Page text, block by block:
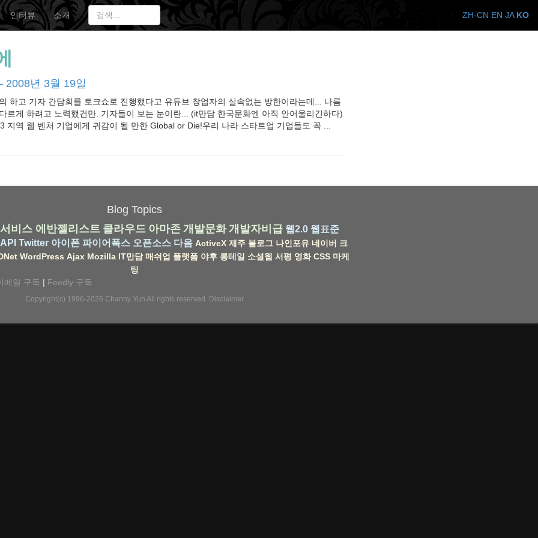
인터뷰 소개
2008년 3월 19일
하고 기자 간담회를 토크쇼로 진행했다고 유튜브 창업자의 실속없는 방한이라는데... 나름
르게 하려고 노력했건만. 기자들이 보는 눈이란... (it만담 한국문화엔 아직 안어울리긴하다)
지역 웹 벤처 기업에게 귀감이 될 만한 Global or Die!우리 나라 스타트업 기업들도 꼭 ...
Blog Topics
비스 에반젤리스트 클라우드 아마존 개발문화 개발자비급 웹2.0 웹표준
Twitter 아이폰 파이어폭스 오픈소스 다음 ActiveX 제주 블로그 나인포유 네이버 크
WordPress Ajax Mozilla IT만담 매쉬업 플랫폼 야후 롱테일 소셜웹 서평 영화 CSS 마케
팅
메일 구독 | Feedly 구독
Copyright(c) 1996-2026 Channy Yun All rights reserved. Disclaimer
ZH-CN EN JA KO